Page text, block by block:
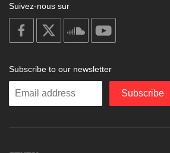
Suivez-nous sur
on
facebook
soundcloud
Subscribe to our newsletter
Enter
Subscribe